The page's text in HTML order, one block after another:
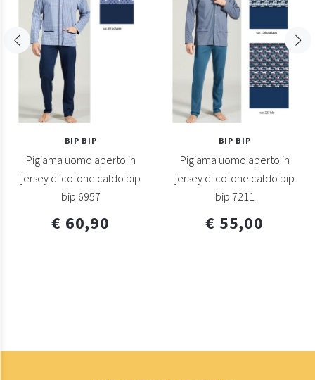
BIP BIP
Pigiama uomo aperto in
jersey di cotone caldo bip
bip 6957
€ 60,90
BIP BIP
Pigiama uomo aperto in
jersey di cotone caldo bip
bip 7211
€ 55,00